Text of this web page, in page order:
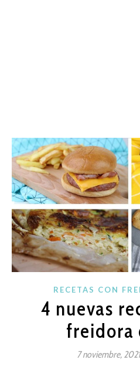
RECETAS CON
4 nuevas
freidora
7 noviembre, 2021